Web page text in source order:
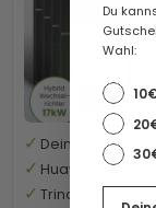
Dein Set, deine
Huawei KI-
Trina 465Wp
Du
Wahl: